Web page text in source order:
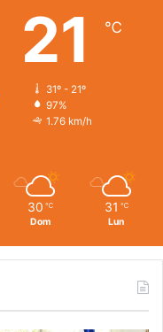
21 ℃
31º - 21º
97%
1.76 km/h
30 ℃
Dom
31 ℃
Lun